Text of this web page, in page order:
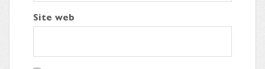
Site web